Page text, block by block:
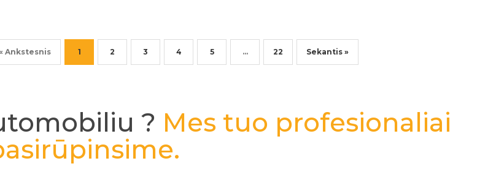
Ankstesnis 1 2 3 4 5 … 22 Sekantis »
? Mes tuo profesionaliai